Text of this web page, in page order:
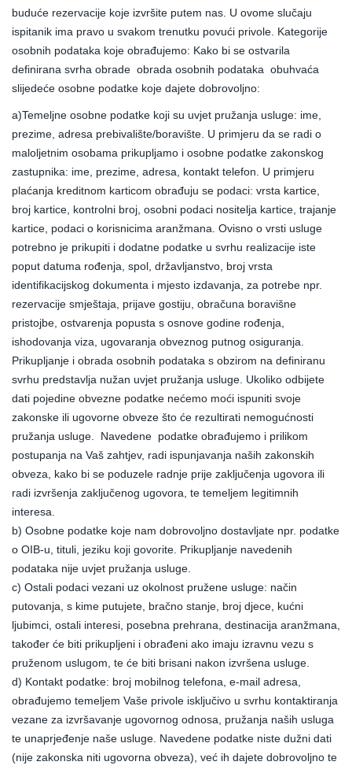
buduće rezervacije koje izvršite putem nas. U ovome slučaju
ispitanik ima pravo u svakom trenutku povući privole. Kategorije
osobnih podataka koje obrađujemo: Kako bi se ostvarila
definirana svrha obrade obrada osobnih podataka obuhvaća
slijedeće osobne podatke koje dajete dobrovoljno:
a)Temeljne osobne podatke koji su uvjet pružanja usluge: ime,
prezime, adresa prebivalište/boravište. U primjeru da se radi o
maloljetnim osobama prikupljamo i osobne podatke zakonskog
zastupnika: ime, prezime, adresa, kontakt telefon. U primjeru
plaćanja kreditnom karticom obrađuju se podaci: vrsta kartice,
broj kartice, kontrolni broj, osobni podaci nositelja kartice, trajanje
kartice, podaci o korisnicima aranžmana. Ovisno o vrsti usluge
potrebno je prikupiti i dodatne podatke u svrhu realizacije iste
poput datuma rođenja, spol, državljanstvo, broj vrsta
identifikacijskog dokumenta i mjesto izdavanja, za potrebe npr.
rezervacije smještaja, prijave gostiju, obračuna boravišne
pristojbe, ostvarenja popusta s osnove godine rođenja,
ishodovanja viza, ugovaranja obveznog putnog osiguranja.
Prikupljanje i obrada osobnih podataka s obzirom na definiranu
svrhu predstavlja nužan uvjet pružanja usluge. Ukoliko odbijete
dati pojedine obvezne podatke nećemo moći ispuniti svoje
zakonske ili ugovorne obveze što će rezultirati nemogućnosti
pružanja usluge. Navedene podatke obrađujemo i prilikom
postupanja na Vaš zahtjev, radi ispunjavanja naših zakonskih
obveza, kako bi se poduzele radnje prije zaključenja ugovora ili
radi izvršenja zaključenog ugovora, te temeljem legitimnih
interesa.
b) Osobne podatke koje nam dobrovoljno dostavljate npr. podatke
o OIB-u, tituli, jeziku koji govorite. Prikupljanje navedenih
podataka nije uvjet pružanja usluge.
c) Ostali podaci vezani uz okolnost pružene usluge: način
putovanja, s kime putujete, bračno stanje, broj djece, kućni
ljubimci, ostali interesi, posebna prehrana, destinacija aranžmana,
također će biti prikupljeni i obrađeni ako imaju izravnu vezu s
pruženom uslugom, te će biti brisani nakon izvršena usluge.
d) Kontakt podatke: broj mobilnog telefona, e-mail adresa,
obrađujemo temeljem Vaše privole isključivo u svrhu kontaktiranja
vezane za izvršavanje ugovornog odnosa, pružanja naših usluga
te unaprjeđenje naše usluge. Navedene podatke niste dužni dati
(nije zakonska niti ugovorna obveza), već ih dajete dobrovoljno te